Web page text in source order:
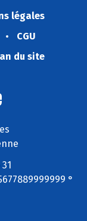
légales
CGU
du site
°